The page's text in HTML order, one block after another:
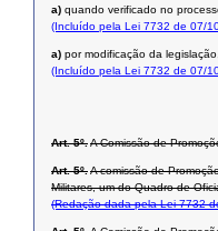
a) quando verificado no
(Incluído pela Lei 7732 de 07/
a) por modificação da
(Incluído pela Lei 7732 de 07/
Art. 5º.A Comissão de
Art. 5º.A comissão de
Militares, um do Quadro de
(Redação dada pela Lei 7732